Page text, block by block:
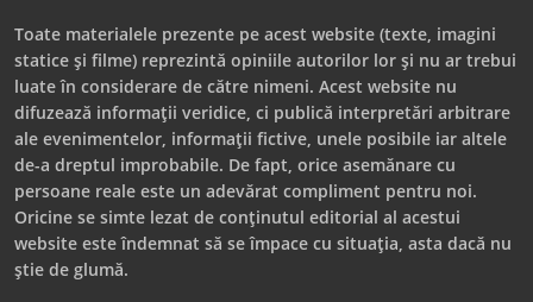
Toate materialele prezente pe acest website (texte, imagini
statice și filme) reprezintă opiniile autorilor lor și nu ar trebui
luate în considerare de către nimeni. Acest website nu
difuzează informații veridice, ci publică interpretări arbitrare
ale evenimentelor, informații fictive, unele posibile iar altele
de-a dreptul improbabile. De fapt, orice asemănare cu
persoane reale este un adevărat compliment pentru noi.
Oricine se simte lezat de conținutul editorial al acestui
website este îndemnat să se împace cu situația, asta dacă nu
știe de glumă.